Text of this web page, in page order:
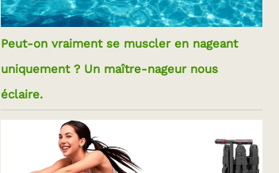
Peut-on vraiment se muscler en nageant
uniquement ? Un maître-nageur nous
éclaire.